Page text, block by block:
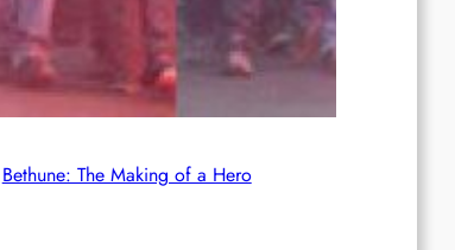
Rotdenker
The Red Detachment of Women
Bethune: The Making of a Hero